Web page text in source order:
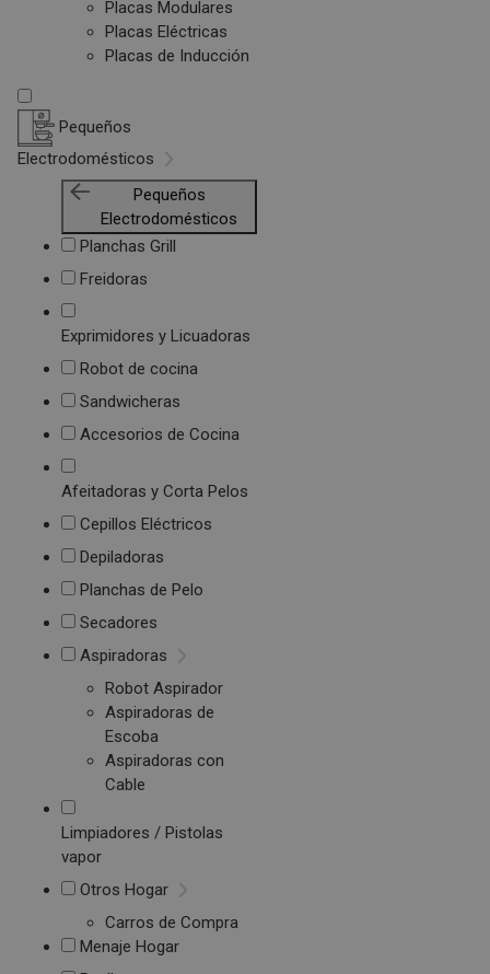
Placas Modulares
Placas Eléctricas
Placas de Inducción
Pequeños
Electrodomésticos
Pequeños
Electrodomésticos
Planchas Grill
Freidoras
Exprimidores y Licuadoras
Robot de cocina
Sandwicheras
Accesorios de Cocina
Afeitadoras y Corta Pelos
Cepillos Eléctricos
Depiladoras
Planchas de Pelo
Secadores
Aspiradoras
Robot Aspirador
Aspiradoras de
Escoba
Aspiradoras con
Cable
Limpiadores / Pistolas
vapor
Otros Hogar
Carros de Compra
Menaje Hogar